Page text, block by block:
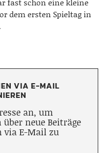
dem ersten Spieltag in
VIA E-MAIL
an, um
neue Beiträge
via E-Mail zu